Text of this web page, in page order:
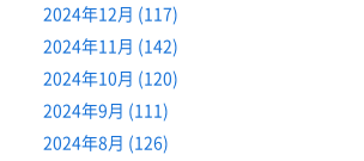
2024年12月 (117)
2024年11月 (142)
2024年10月 (120)
2024年9月 (111)
2024年8月 (126)